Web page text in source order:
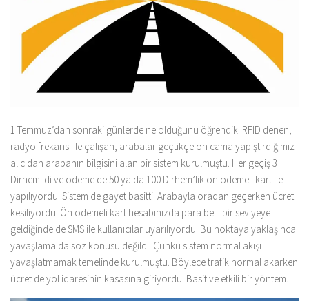
1 Temmuz’dan sonraki günlerde ne olduğunu öğrendik. RFID denen,
radyo frekansı ile çalışan, arabalar geçtikçe ön cama yapıştırdığımız
alıcıdan arabanın bilgisini alan bir sistem kurulmuştu. Her geçiş 3
Dirhem idi ve ödeme de 50 ya da 100 Dirhem’lik ön ödemeli kart ile
yapılıyordu. Sistem de gayet basitti. Arabayla oradan geçerken ücret
kesiliyordu. Ön ödemeli kart hesabınızda para belli bir seviyeye
geldiğinde de SMS ile kullanıcılar uyarılıyordu. Bu noktaya yaklaşınca
yavaşlama da söz konusu değildi. Çünkü sistem normal akışı
yavaşlatmamak temelinde kurulmuştu. Böylece trafik normal akarken
ücret de yol idaresinin kasasına giriyordu. Basit ve etkili bir yöntem.